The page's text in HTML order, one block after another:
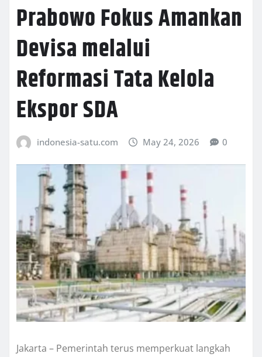
Prabowo Fokus Amankan
Devisa melalui
Reformasi Tata Kelola
Ekspor SDA
indonesia-satu.com May 24, 2026 0
Jakarta – Pemerintah terus memperkuat langkah